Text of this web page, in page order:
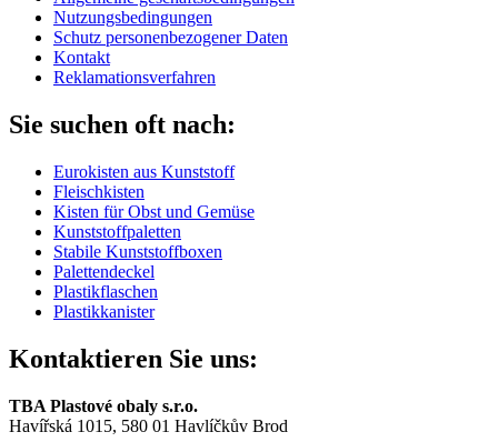
Nutzungsbedingungen
Schutz personenbezogener Daten
Kontakt
Reklamationsverfahren
Sie suchen oft nach:
Eurokisten aus Kunststoff
Fleischkisten
Kisten für Obst und Gemüse
Kunststoffpaletten
Stabile Kunststoffboxen
Palettendeckel
Plastikflaschen
Plastikkanister
Kontaktieren Sie uns:
TBA Plastové obaly s.r.o.
Havířská 1015, 580 01 Havlíčkův Brod